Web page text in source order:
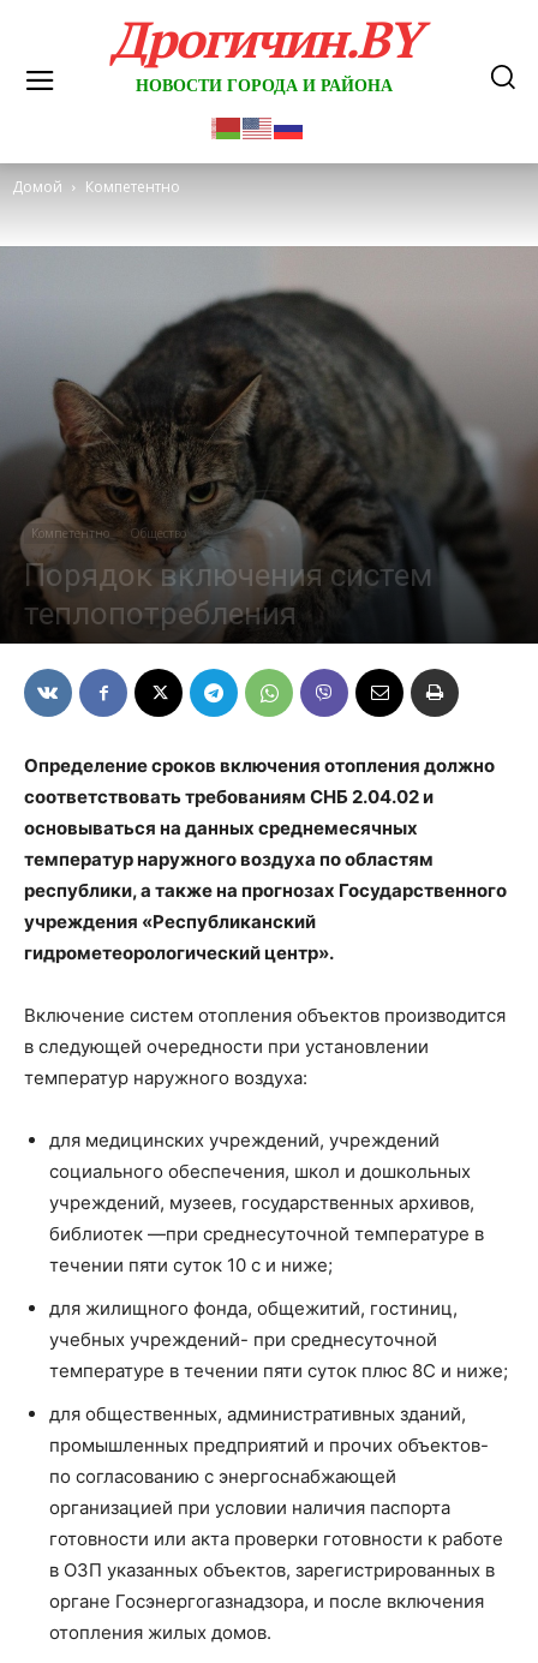
Дрогичин.BY
НОВОСТИ ГОРОДА И РАЙОНА
Домой Компетентно
Компетентно Общество
Порядок включения систем
теплопотребления
Определение сроков включения отопления должно
соответствовать требованиям СНБ 2.04.02 и
основываться на данных среднемесячных
температур наружного воздуха по областям
республики, а также на прогнозах Государственного
учреждения «Республиканский
гидрометеорологический центр».
Включение систем отопления объектов производится
в следующей очередности при установлении
температур наружного воздуха:
для медицинских учреждений, учреждений
социального обеспечения, школ и дошкольных
учреждений, музеев, государственных архивов,
библиотек —при среднесуточной температуре в
течении пяти суток 10 с и ниже;
для жилищного фонда, общежитий, гостиниц,
учебных учреждений- при среднесуточной
температуре в течении пяти суток плюс 8С и ниже;
для общественных, административных зданий,
промышленных предприятий и прочих объектов-
по согласованию с энергоснабжающей
организацией при условии наличия паспорта
готовности или акта проверки готовности к работе
в ОЗП указанных объектов, зарегистрированных в
органе Госэнергогазнадзора, и после включения
отопления жилых домов.